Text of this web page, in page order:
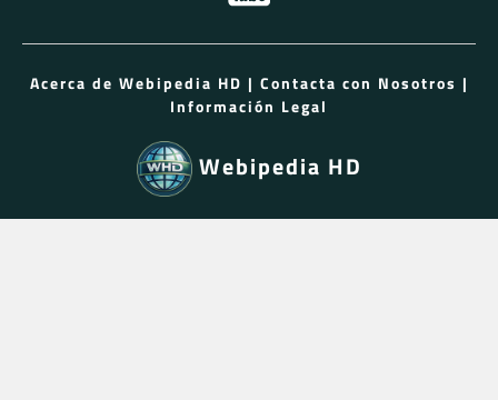
Acerca de Webipedia HD | Contacta con Nosotros |
Información Legal
Webipedia HD